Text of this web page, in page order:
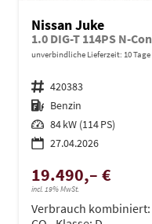
Nissan Juke
unverbindliche Lieferzeit: 10 Tage
Fahrzeugnr. 420383
Kraftstoff Benzin
Leistung 84 kW (114 PS)
27.04.2026
19.490,– €
incl. 19% MwSt.
Verbrauch kombiniert: